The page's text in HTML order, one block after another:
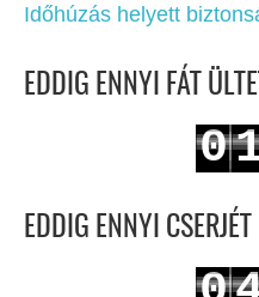
Időhúzás helyett
EDDIG ENNYI FÁT
0
EDDIG ENNYI